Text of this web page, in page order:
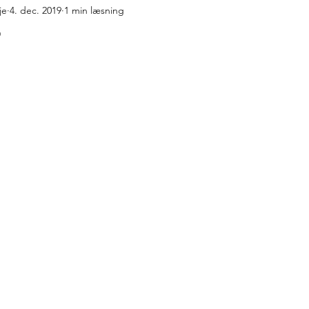
med fløde Desserter
4. dec. 2019 1 min læsning